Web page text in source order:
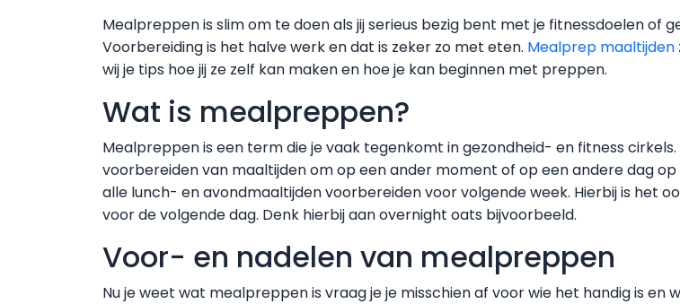
Mealpreppen is slim om te doen als jij serieus bezig bent met je fitnessdoelen of
Voorbereiding is het halve werk en dat is zeker zo met eten. Mealprep maaltijden
wij je tips hoe jij ze zelf kan maken en hoe je kan beginnen met preppen.
Wat is mealpreppen?
Mealpreppen is een term die je vaak tegenkomt in gezondheid- en fitness
voorbereiden van maaltijden om op een ander moment of op een andere dag
alle lunch- en avondmaaltijden voorbereiden voor volgende week. Hierbij is het
voor de volgende dag. Denk hierbij aan overnight oats bijvoorbeeld.
Voor- en nadelen van mealpreppen
Nu je weet wat mealpreppen is vraag je je misschien af voor wie het handig is en